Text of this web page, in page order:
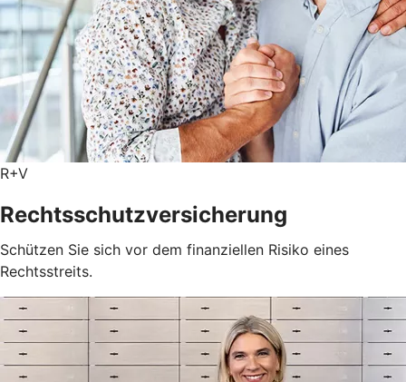
R+V
Rechtsschutzversicherung
Schützen Sie sich vor dem finanziellen Risiko eines
Rechtsstreits.